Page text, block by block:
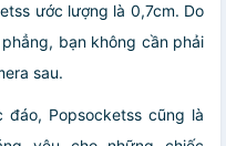
ước lượng là 0,7cm. Do
bạn không cần phải
sau.
đáo, Popsocketss cũng là